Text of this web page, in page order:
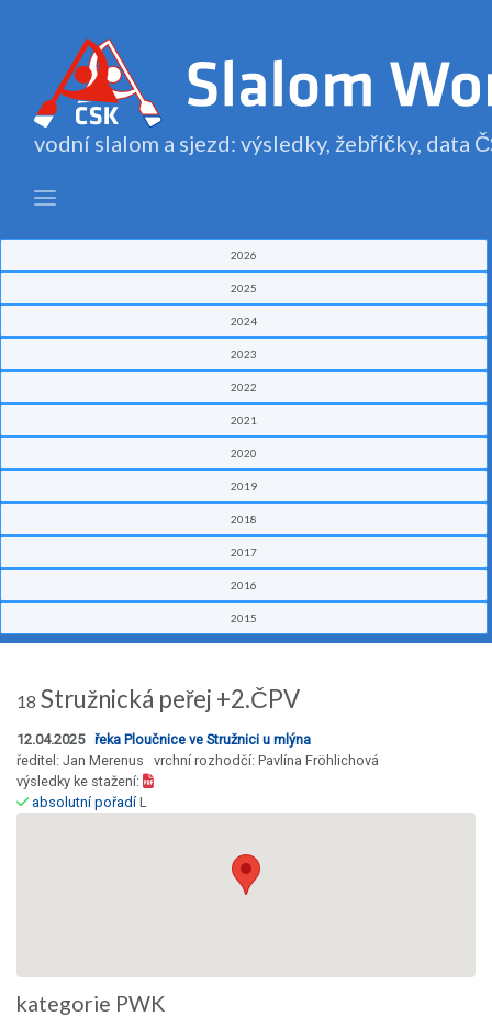
vodní slalom a sjezd: výsledky, žebříčky, data
2026
2025
2024
2023
2022
2021
2020
2019
2018
2017
2016
2015
18 Stružnická peřej +2.ČPV
12.04.2025 řeka Ploučnice ve Stružnici u mlýna
ředitel: Jan Merenus vrchní rozhodčí: Pavlína Fröhlichová
výsledky ke stažení:
absolutní pořadíL
kategorie PWK